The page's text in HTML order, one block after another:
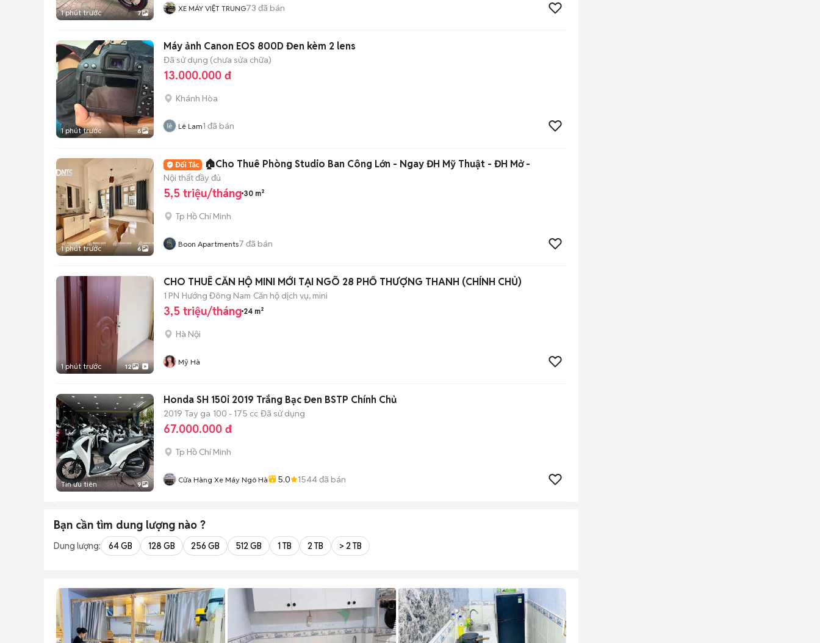
1 phút trước 7 XE MÁY VIỆT TRUNG73 đã bán
1 phút trước 6
Máy ảnh Canon EOS 800D Đen kèm 2 lens
Đã sử dụng (chưa sửa chữa)
13.000.000 đ
Khánh Hòa
Lê Lam1 đã bán
1 phút trước 6
🏠Cho Thuê Phòng Studio Ban Công Lớn - Ngay ĐH Mỹ Thuật - ĐH Mở -
Nội thất đầy đủ
5,5 triệu/tháng 30 m²
Tp Hồ Chí Minh
Boon Apartments7 đã bán
1 phút trước 12
CHO THUÊ CĂN HỘ MINI MỚI TẠI NGÕ 28 PHỐ THƯỢNG THANH (CHÍNH CHỦ)
1 PN Hướng Đông Nam Căn hộ dịch vụ, mini
3,5 triệu/tháng 24 m²
Hà Nội
Mỹ Hà
Tin ưu tiên 9
Honda SH 150i 2019 Trắng Bạc Đen BSTP Chính Chủ
2019 Tay ga 100 - 175 cc Đã sử dụng
67.000.000 đ
Tp Hồ Chí Minh
Cửa Hàng Xe Máy Ngô Hà 5.0 1544đã bán
Bạn cần tìm dung lượng nào ?
Dung lượng: 64 GB 128 GB 256 GB 512 GB 1 TB 2 TB > 2 TB